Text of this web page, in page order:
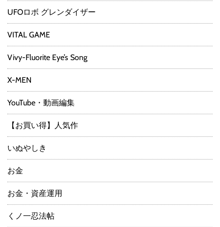
UFOロボ グレンダイザー
VITAL GAME
Vivy-Fluorite Eye’s Song
X-MEN
YouTube・動画編集
【お買い得】人気作
いぬやしき
お金
お金・資産運用
くノ一忍法帖